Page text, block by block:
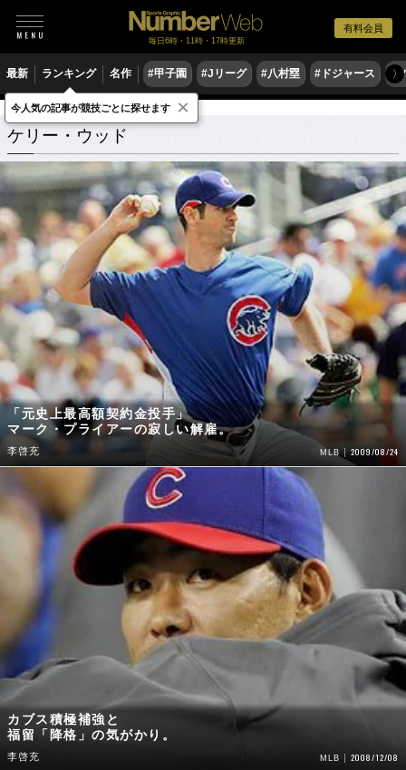
有料会員
毎日6時・11時・17時更新
最新 ランキング 名作 #甲子園 #Jリーグ #八村塁 #ドジャース #
〉
ケリー・ウッド 関連記事
ケリー・ウッド
「元史上最高額契約金投手」
マーク・プライアーの寂しい解雇。
李啓充 MLB 2009/08/24
カブス積極補強と
福留「降格」の気がかり。
李啓充 MLB 2008/12/08
今人気の記事が競技ごとに探せます ×